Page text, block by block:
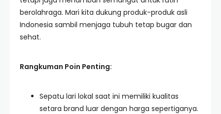
berolahraga. Mari kita dukung produk-produk asli
Indonesia sambil menjaga tubuh tetap bugar dan
sehat.
Rangkuman Poin Penting:
Sepatu lari lokal saat ini memiliki kualitas
setara brand luar dengan harga sepertiganya.